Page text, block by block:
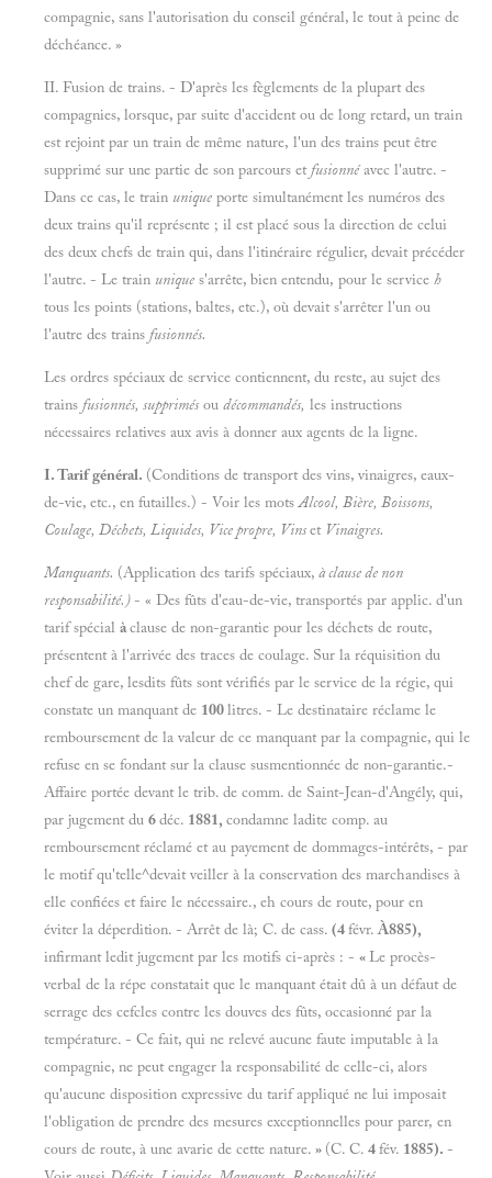
compagnie, sans l'autorisation du conseil général, le tout à peine de
déchéance. »
II. Fusion de trains. - D'après les fèglements de la plupart des
compagnies, lorsque, par suite d'accident ou de long retard, un train
est rejoint par un train de même nature, l'un des trains peut être
supprimé sur une partie de son parcours etfusionnéavec l'autre. -
Dans ce cas, le train unique porte simultanément les numéros des
deux trains qu'il représente ; il est placé sous la direction de celui
des deux chefs de train qui, dans l'itinéraire régulier, devait précéder
l'autre. - Le train unique s'arrête, bien entendu, pour le service h
tous les points (stations, baltes, etc.), où devait s'arrêter l'un ou
l'autre des trains fusionnés.
Les ordres spéciaux de service contiennent, du reste, au sujet des
trains fusionnés, supprimés ou décommandés, les instructions
nécessaires relatives aux avis à donner aux agents de la ligne.
I. Tarif général. (Conditions de transport des vins, vinaigres, eaux-
de-vie, etc., en futailles.) - Voir les motsAlcool, Bière, Boissons,
Coulage, Déchets, Liquides, Vice propre, Vinset Vinaigres.
Manquants. (Application des tarifs spéciaux, à clause de non
responsabilité.)- « Des fûts d'eau-de-vie, transportés par applic. d'un
tarif spécial àclause de non-garantie pour les déchets de route,
présentent à l'arrivée des traces de coulage. Sur la réquisition du
chef de gare, lesdits fûts sont vérifiés par le service de la régie, qui
constate un manquant de 100litres. - Le destinataire réclame le
remboursement de la valeur de ce manquant par la compagnie, qui le
refuse en se fondant sur la clause susmentionnée de non-garantie.-
Affaire portée devant le trib. de comm. de Saint-Jean-d'Angély, qui,
par jugement du 6déc. 1881, condamne ladite comp. au
remboursement réclamé et au payement de dommages-intérêts, - par
le motif qu'telle^devait veiller à la conservation des marchandises à
elle confiées et faire le nécessaire., eh cours de route, pour en
éviter la déperdition. - Arrêt de là; C. de cass. (4févr.À885),
infirmant ledit jugement par les motifs ci-après : - «Le procès-
verbal de la répe constatait que le manquant était dû à un défaut de
serrage des cefcles contre les douves des fûts, occasionné par la
température. - Ce fait, qui ne relevé aucune faute imputable à la
compagnie, ne peut engager la responsabilité de celle-ci, alors
qu'aucune disposition expressive du tarif appliqué ne lui imposait
l'obligation de prendre des mesures exceptionnelles pour parer, en
cours de route, à une avarie de cette nature. » (C. C. 4fév. 1885). -